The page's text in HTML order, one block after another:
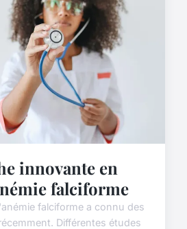
innovante en
falciforme
falciforme a connu des
Différentes études